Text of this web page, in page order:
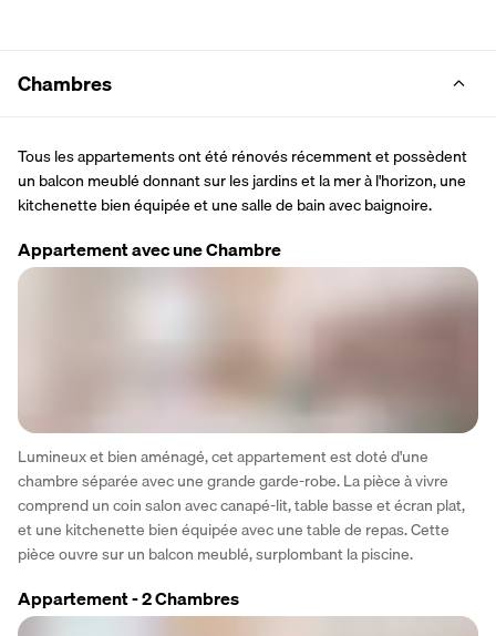
Chambres
Tous les appartements ont été rénovés récemment et possèdent
un balcon meublé donnant sur les jardins et la mer à l'horizon, une
kitchenette bien équipée et une salle de bain avec baignoire.
Appartement avec une Chambre
Lumineux et bien aménagé, cet appartement est doté d'une
chambre séparée avec une grande garde-robe. La pièce à vivre
comprend un coin salon avec canapé-lit, table basse et écran plat,
et une kitchenette bien équipée avec une table de repas. Cette
pièce ouvre sur un balcon meublé, surplombant la piscine.
Appartement - 2 Chambres